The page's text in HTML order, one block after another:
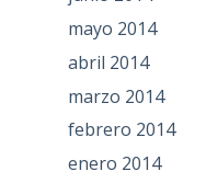
mayo 2014
abril 2014
marzo 2014
febrero 2014
enero 2014